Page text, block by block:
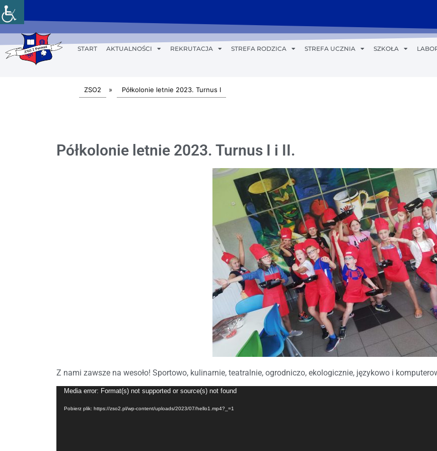
START AKTUALNOŚCI REKRUTACJA STREFA RODZICA STREFA UCZNIA SZKOŁA
ZSO2 » Półkolonie letnie 2023. Turnus I
Półkolonie letnie 2023. Turnus I i II.
Z nami zawsze na wesoło! Sportowo, kulinarnie, teatralnie, ogrodniczo, ekologicznie, językowo i
Odtwarzacz
Media error: Format(s) not supported or source(s) not found
Pobierz plik: https://zso2.pl/wp-content/uploads/2023/07/hello1.mp4?_=1